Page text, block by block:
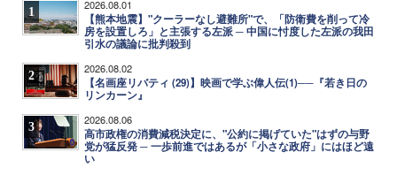
1 2026.08.01
【熊本地震】"クーラーなし避難所"で、「防衛費を削って冷
房を設置しろ」と主張する左派 ─ 中国に忖度した左派の我田
引水の議論に批判殺到
2 2026.08.02
【名画座リバティ (29)】映画で学ぶ偉人伝(1)──『若き日の
リンカーン』
3 2026.08.06
高市政権の消費減税決定に、"公約に掲げていた"はずの与野
党が猛反発 ─ 一歩前進ではあるが「小さな政府」にはほど遠
い